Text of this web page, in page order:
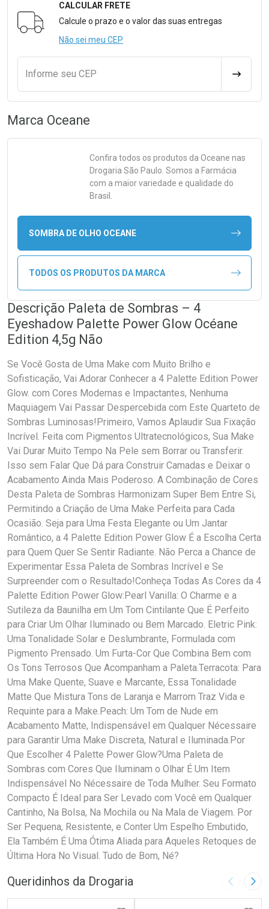
Formulário para Calcular o Frete
CALCULAR FRETE
Calcule o prazo e o valor das suas entregas
Não sei meu CEP
Informe seu CEP
Marca Oceane
Confira todos os produtos da Oceane nas
Drogaria São Paulo. Somos a Farmácia
com a maior variedade e qualidade do
Brasil.
SOMBRA DE OLHO OCEANE
TODOS OS PRODUTOS DA MARCA
Descrição Paleta de Sombras – 4
Eyeshadow Palette Power Glow Océane
Edition 4,5g Não
Se Você Gosta de Uma Make com Muito Brilho e
Sofisticação, Vai Adorar Conhecer a 4 Palette Edition Power
Glow. com Cores Modernas e Impactantes, Nenhuma
Maquiagem Vai Passar Despercebida com Este Quarteto de
Sombras Luminosas!Primeiro, Vamos Aplaudir Sua Fixação
Incrível. Feita com Pigmentos Ultratecnológicos, Sua Make
Vai Durar Muito Tempo Na Pele sem Borrar ou Transferir.
Isso sem Falar Que Dá para Construir Camadas e Deixar o
Acabamento Ainda Mais Poderoso. A Combinação de Cores
Desta Paleta de Sombras Harmonizam Super Bem Entre Si,
Permitindo a Criação de Uma Make Perfeita para Cada
Ocasião. Seja para Uma Festa Elegante ou Um Jantar
Romântico, a 4 Palette Edition Power Glow É a Escolha Certa
para Quem Quer Se Sentir Radiante. Não Perca a Chance de
Experimentar Essa Paleta de Sombras Incrível e Se
Surpreender com o Resultado!Conheça Todas As Cores da 4
Palette Edition Power Glow:Pearl Vanilla: O Charme e a
Sutileza da Baunilha em Um Tom Cintilante Que É Perfeito
para Criar Um Olhar Iluminado ou Bem Marcado. Eletric Pink:
Uma Tonalidade Solar e Deslumbrante, Formulada com
Pigmento Prensado. Um Furta-Cor Que Combina Bem com
Os Tons Terrosos Que Acompanham a Paleta.Terracota: Para
Uma Make Quente, Suave e Marcante, Essa Tonalidade
Matte Que Mistura Tons de Laranja e Marrom Traz Vida e
Requinte para a Make.Peach: Um Tom de Nude em
Acabamento Matte, Indispensável em Qualquer Nécessaire
para Garantir Uma Make Discreta, Natural e Iluminada.Por
Que Escolher 4 Palette Power Glow?Uma Paleta de
Sombras com Cores Que Iluminam o Olhar É Um Item
Indispensável No Nécessaire de Toda Mulher. Seu Formato
Compacto É Ideal para Ser Levado com Você em Qualquer
Cantinho, Na Bolsa, Na Mochila ou Na Mala de Viagem. Por
Ser Pequena, Resistente, e Conter Um Espelho Embutido,
Ela Também É Uma Ótima Aliada para Aqueles Retoques de
Última Hora No Visual. Tudo de Bom, Né?
Queridinhos da Drogaria Imagem